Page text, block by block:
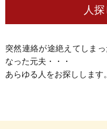
人
突然連絡が途絶えてしま
なった元夫・・・
あらゆる人をお探しします。